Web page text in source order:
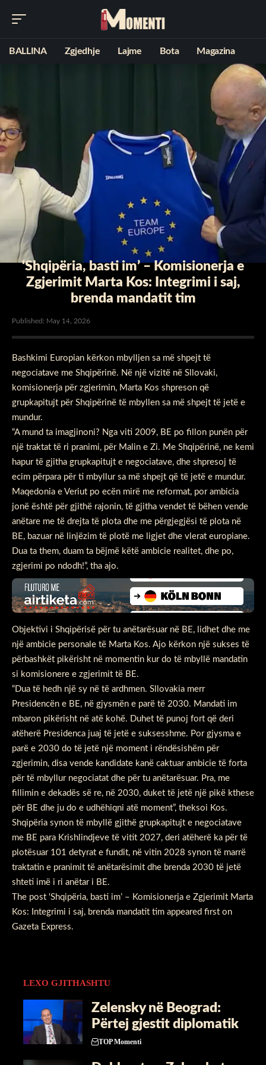
BALLINA Zgjedhje Lajme Bota Magazina
‘Shqipëria, basti im’ – Komisionerja e
Zgjerimit Marta Kos: Integrimi i saj,
brenda mandatit tim
Published: May 14, 2026
Bashkimi Europian kërkon mbylljen sa më shpejt të
negociatave me Shqipërinë. Në një vizitë në Sllovaki,
komisionerja për zgjerimin, Marta Kos shpreson që
grupkapitujt për Shqipërinë të mbyllen sa më shpejt të jetë e
mundur.
“A mund ta imagjinoni? Nga viti 2009, BE po fillon punën për
një traktat të ri pranimi, për Malin e Zi. Me Shqipërinë, ne kemi
hapur të gjitha grupkapitujt e negociatave, dhe shpresoj të
ecim përpara për ti mbyllur sa më shpejt që të jetë e mundur.
Maqedonia e Veriut po ecën mirë me reformat, por ambicia
jonë është për gjithë rajonin, të gjitha vendet të bëhen vende
anëtare me të drejta të plota dhe me përgjegjësi të plota në
BE, bazuar në linjëzim të plotë me ligjet dhe vlerat europiane.
Dua ta them, duam ta bëjmë këtë ambicie realitet, dhe po,
zgjerimi po ndodh!”, tha ajo.
Objektivi i Shqipërisë për tu anëtarësuar në BE, lidhet dhe me
një ambicie personale të Marta Kos. Ajo kërkon një sukses të
përbashkët pikërisht në momentin kur do të mbyllë mandatin
si komisionere e zgjerimit të BE.
“Dua të hedh një sy në të ardhmen. Sllovakia merr
Presidencën e BE, në gjysmën e parë të 2030. Mandati im
mbaron pikërisht në atë kohë. Duhet të punoj fort që deri
atëherë Presidenca juaj të jetë e suksesshme. Por gjysma e
parë e 2030 do të jetë një moment i rëndësishëm për
zgjerimin, disa vende kandidate kanë caktuar ambicie të forta
për të mbyllur negociatat dhe për tu anëtarësuar. Pra, me
fillimin e dekadës së re, në 2030, duket të jetë një pikë kthese
për BE dhe ju do e udhëhiqni atë moment”, theksoi Kos.
Shqipëria synon të mbyllë gjithë grupkapitujt e negociatave
me BE para Krishlindjeve të vitit 2027, deri atëherë ka për të
plotësuar 101 detyrat e fundit, në vitin 2028 synon të marrë
traktatin e pranimit të anëtarësimit dhe brenda 2030 të jetë
shteti imë i ri anëtar i BE.
The post ‘Shqipëria, basti im’ – Komisionerja e Zgjerimit Marta
Kos: Integrimi i saj, brenda mandatit tim appeared first on
Gazeta Express.
LEXO GJITHASHTU
Zelensky në Beograd:
Përtej gjestit diplomatik
TOP Momenti